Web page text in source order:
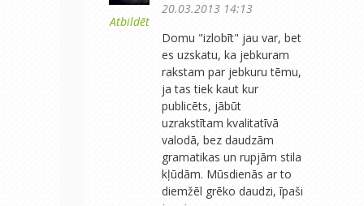
Atbildēt
20.03.2013 14:13
Domu "izlobīt" jau var, bet
es uzskatu, ka jebkuram
rakstam par jebkuru tēmu,
ja tas tiek kaut kur
publicēts, jābūt
uzrakstītam kvalitatīvā
valodā, bez daudzām
gramatikas un rupjām stila
kļūdām. Mūsdienās ar to
diemžēl grēko daudzi, īpaši